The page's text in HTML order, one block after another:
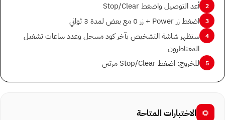
2 أعد التوصيل واضغط Stop/Clear
3 اضغط زر Power + زر 0 مع بعض لمدة 3 ثواني
4
ستظهر شاشة التشخيص بآخر كود مسجل وعدد ساعات تشغيل
المغناطرون
5 للخروج: اضغط Stop/Clear مرتين
الاختبارات المتاحة